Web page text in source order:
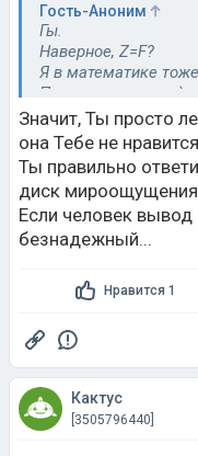
Гость-Аноним
Гы.
Наверное, Z=F?
Я в математике
Просто интересно.)
Пардон за
Значит, Ты просто
она Тебе не
Ты правильно
диск мироощущения
Если человек вывод
безнадежный...
Нравится 1
Кактус
[3505796440]